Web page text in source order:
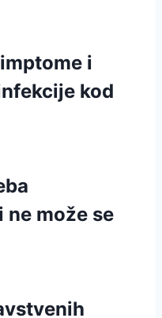
i
kod
ne može se